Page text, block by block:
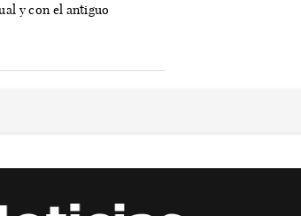
y con el antiguo